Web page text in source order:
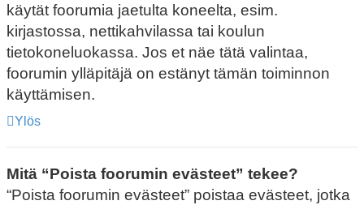
käytät foorumia jaetulta koneelta, esim.
kirjastossa, nettikahvilassa tai koulun
tietokoneluokassa. Jos et näe tätä valintaa,
foorumin ylläpitäjä on estänyt tämän toiminnon
käyttämisen.
Ylös
Mitä “Poista foorumin evästeet” tekee?
“Poista foorumin evästeet” poistaa evästeet, jotka